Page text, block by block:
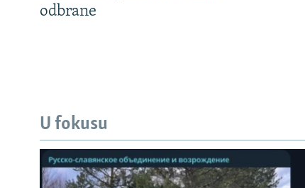
odbrane
U fokusu